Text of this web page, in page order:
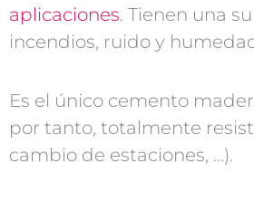
aplicaciones. Tienen una
incendios, ruido y
Es el único cemento
por tanto, totalmente
cambio de estaciones, …).